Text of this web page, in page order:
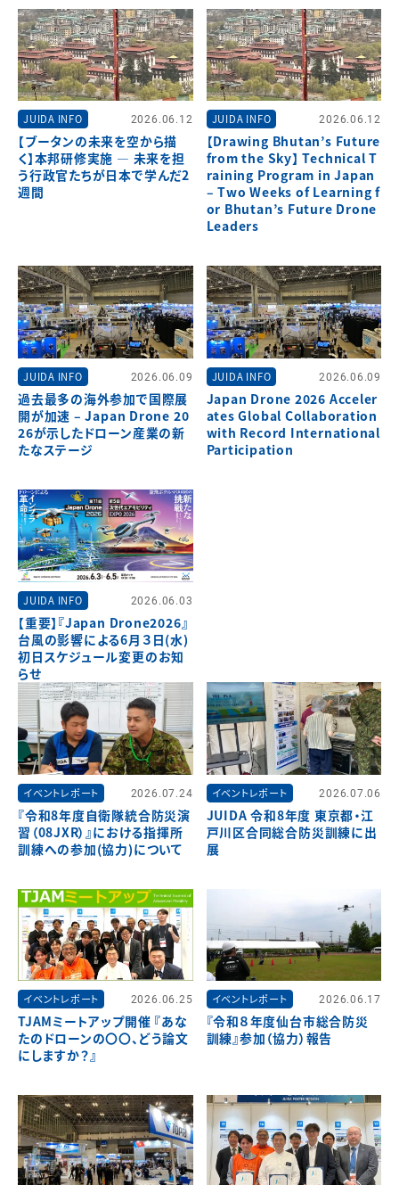
JUIDA INFO 2026.06.12
【ブータンの未来を空から描
く】本邦研修実施 ― 未来を担
う行政官たちが日本で学んだ2
週間
JUIDA INFO 2026.06.12
【Drawing Bhutan’s Future
from the Sky】 Technical T
raining Program in Japan
– Two Weeks of Learning f
or Bhutan’s Future Drone
Leaders
JUIDA INFO 2026.06.09
過去最多の海外参加で国際展
開が加速 – Japan Drone 20
26が示したドローン産業の新
たなステージ
JUIDA INFO 2026.06.09
Japan Drone 2026 Acceler
ates Global Collaboration
with Record International
Participation
JUIDA INFO 2026.06.03
【重要】『Japan Drone2026』
台風の影響による6月３日(水)
初日スケジュール変更のお知
らせ
イベントレポート 2026.07.24
『令和8年度自衛隊統合防災演
習（08JXR）』における指揮所
訓練への参加(協力)について
イベントレポート 2026.07.06
JUIDA 令和8年度 東京都・江
戸川区合同総合防災訓練に出
展
イベントレポート 2026.06.25
TJAMミートアップ開催 『あな
たのドローンの〇〇、どう論文
にしますか？』
イベントレポート 2026.06.17
『令和８年度仙台市総合防災
訓練』参加（協力）報告